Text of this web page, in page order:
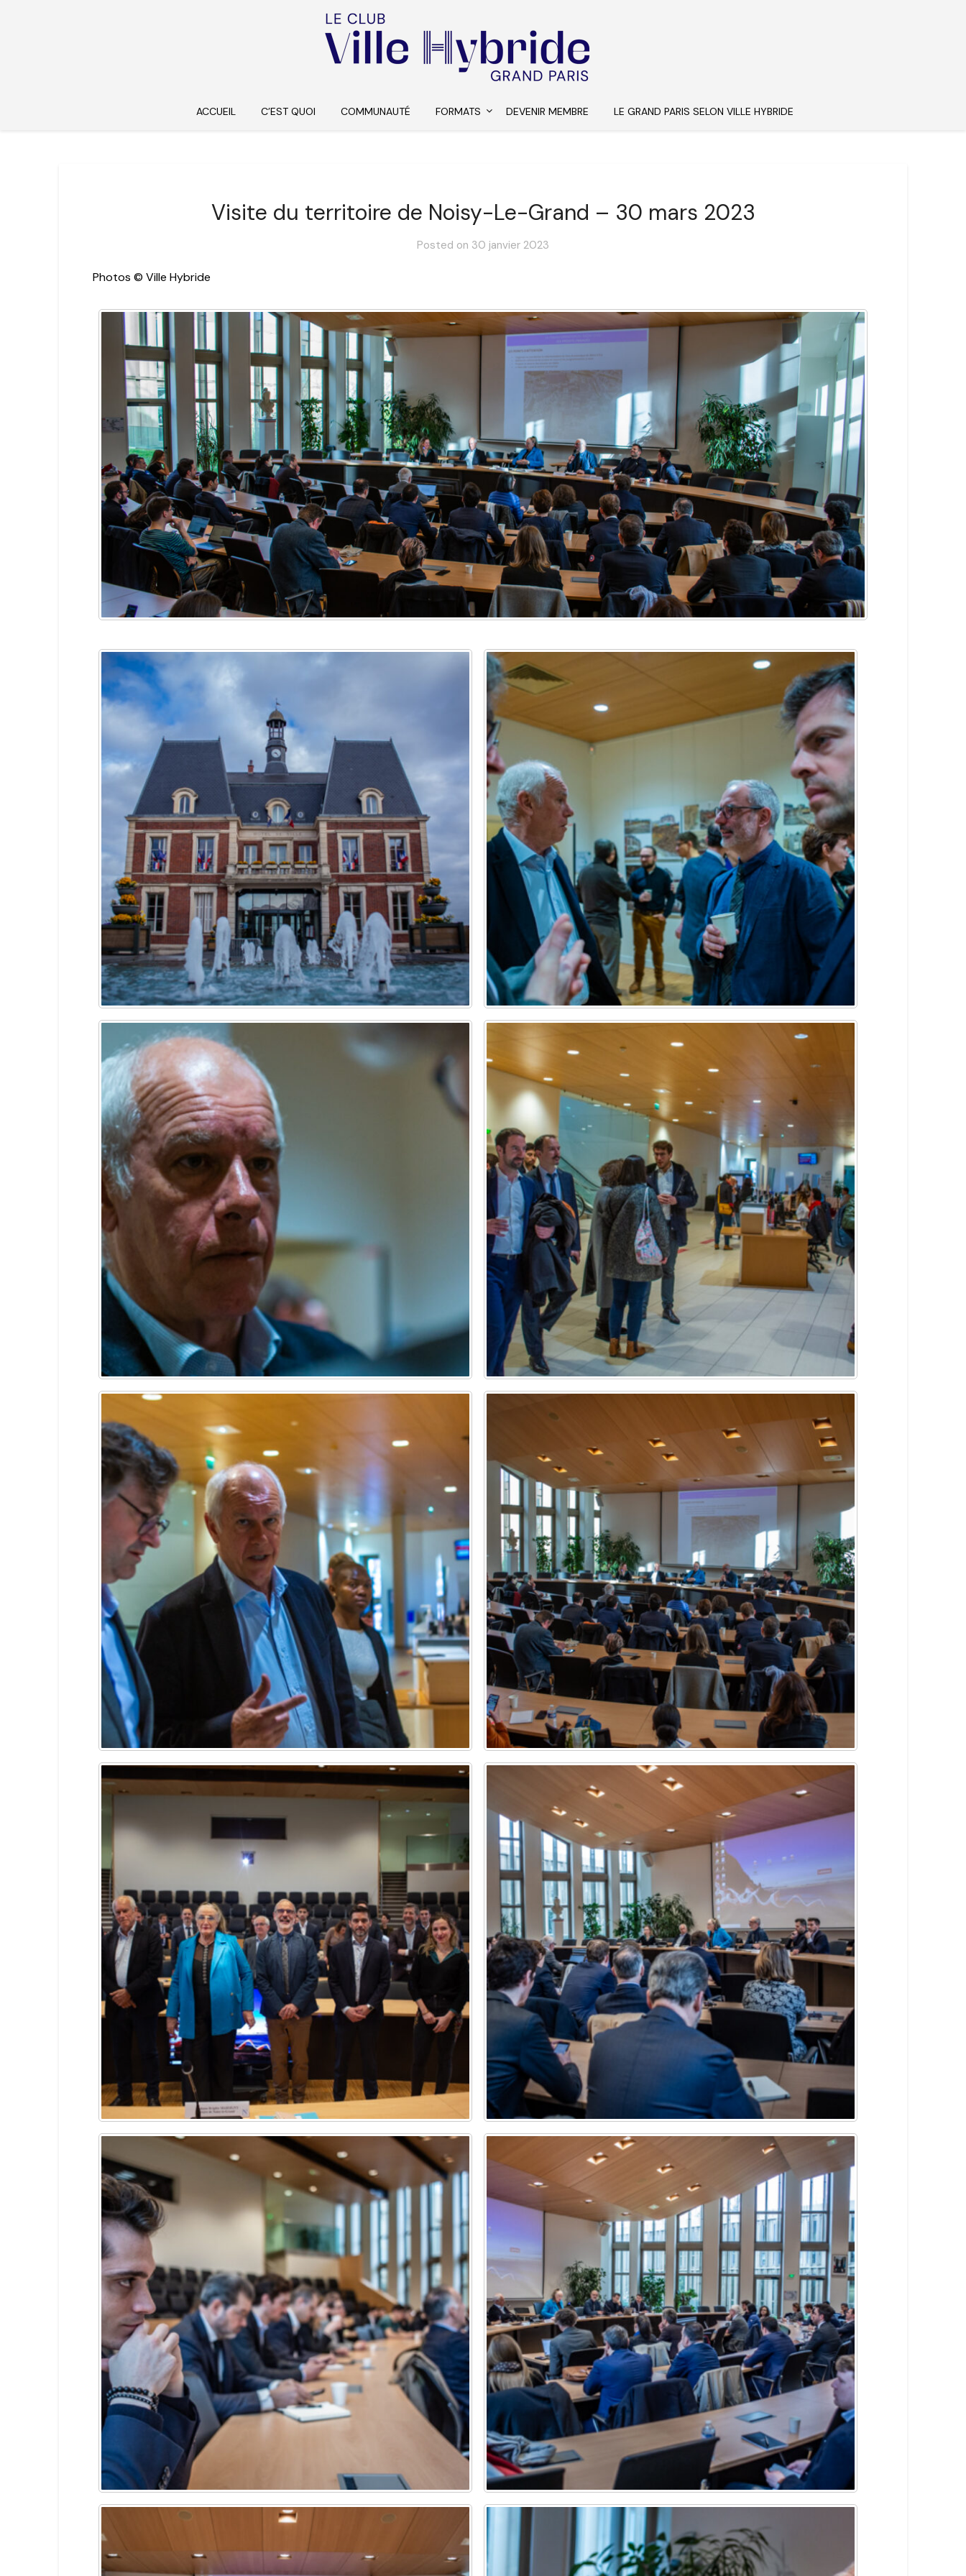
ACCUEIL C’EST QUOI COMMUNAUTÉ FORMATS DEVENIR MEMBRE LE GRAND PARIS SELON VILLE HYBRIDE
Visite du territoire de Noisy-Le-Grand – 30 mars 2023
Posted on 30 janvier 2023
Photos © Ville Hybride